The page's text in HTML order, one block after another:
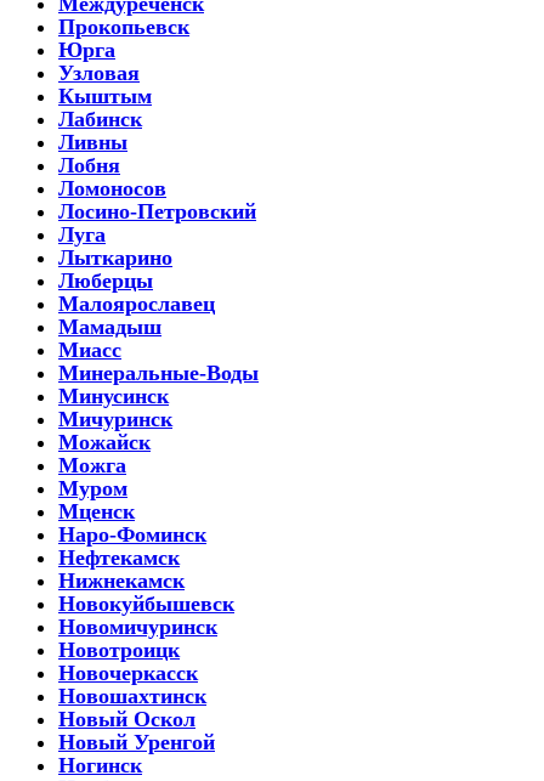
Прокопьевск
Юрга
Узловая
Кыштым
Лабинск
Ливны
Лобня
Ломоносов
Лосино-Петровский
Луга
Лыткарино
Люберцы
Малоярославец
Мамадыш
Миасс
Минеральные-Воды
Минусинск
Мичуринск
Можайск
Можга
Муром
Мценск
Наро-Фоминск
Нефтекамск
Нижнекамск
Новокуйбышевск
Новомичуринск
Новотроицк
Новочеркасск
Новошахтинск
Новый Оскол
Новый Уренгой
Ногинск